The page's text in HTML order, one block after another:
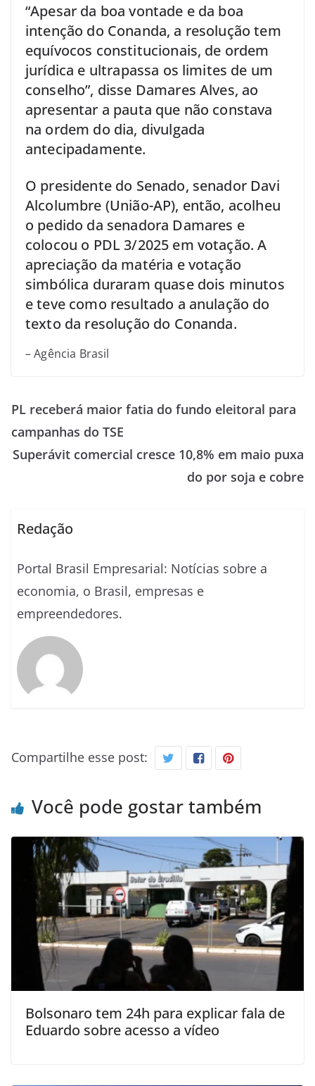
“Apesar da boa vontade e da boa
intenção do Conanda, a resolução tem
equívocos constitucionais, de ordem
jurídica e ultrapassa os limites de um
conselho”, disse Damares Alves, ao
apresentar a pauta que não constava
na ordem do dia, divulgada
antecipadamente.
O presidente do Senado, senador Davi
Alcolumbre (União-AP), então, acolheu
o pedido da senadora Damares e
colocou o PDL 3/2025 em votação. A
apreciação da matéria e votação
simbólica duraram quase dois minutos
e teve como resultado a anulação do
texto da resolução do Conanda.
– Agência Brasil
PL receberá maior fatia do fundo eleitoral para
campanhas do TSE
Superávit comercial cresce 10,8% em maio puxa
do por soja e cobre
Redação
Portal Brasil Empresarial: Notícias sobre a
economia, o Brasil, empresas e
empreendedores.
Compartilhe esse post:
Você pode gostar também
Bolsonaro tem 24h para explicar fala de
Eduardo sobre acesso a vídeo